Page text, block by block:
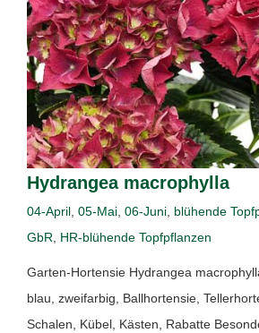
Hydrangea macrophylla
04-April, 05-Mai, 06-Juni, blühende
GbR, HR-blühende Topfpflanzen
Garten-Hortensie Hydrangea
blau, zweifarbig, Ballhortensie,
Schalen, Kübel, Kästen, Rabatte